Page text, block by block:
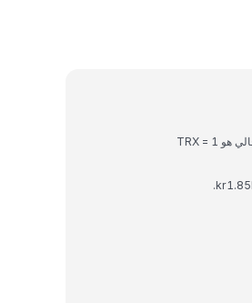
TRON هي عملة رقمية يمكن تحويلها إلى كرونة دنماركية (DKK) على Bybit. سعر الصرف الحالي هو 1 TRX =